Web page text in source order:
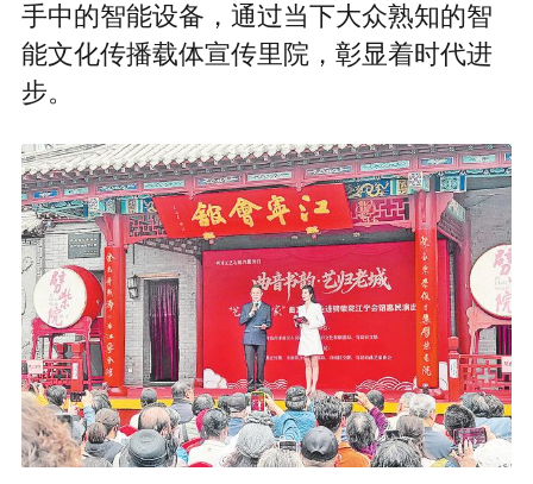
手中的智能设备，通过当下大众熟知的智
能文化传播载体宣传里院，彰显着时代进
步。